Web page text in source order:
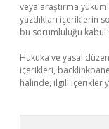
veya araştırma
yazdıkları içeriklerin
bu sorumluluğu kabul
Hukuka ve yasal
içerikleri,
halinde, ilgili içerikler